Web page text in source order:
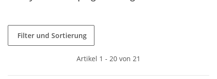
Filter und Sortierung
Artikel 1 - 20 von 21